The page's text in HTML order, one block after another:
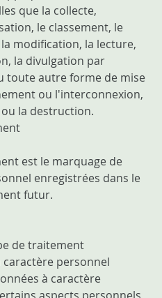
que la collecte,
le classement, le
modification, la lecture,
la divulgation par
toute autre forme de mise
ou l'interconnexion,
la destruction.
est le marquage de
enregistrées dans le
futur.
de traitement
personnel
à caractère